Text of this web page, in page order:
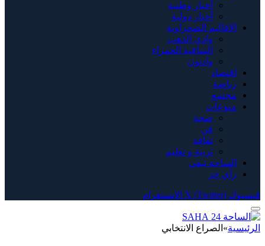
أخبار وطنية
أخبار دولية
الاقاليم الصحراوية
وادي الذهب
الساقية الحمراء
وادنون
اقتصاد
رياضة
مجتمع
منوعات
صحة
فن
ثقافة
تربية و تعليم
الساحة تيفي
رأي حر
فيسبوك X (Twitter) الانستغرام
الرئيسية» الصراع الانتخابي